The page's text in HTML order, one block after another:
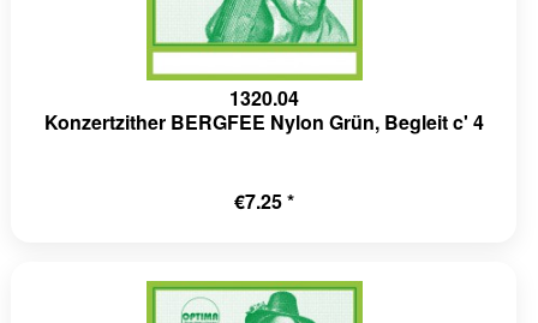
1320.04
Konzertzither BERGFEE Nylon Grün, Begleit c' 4
€7.25 *